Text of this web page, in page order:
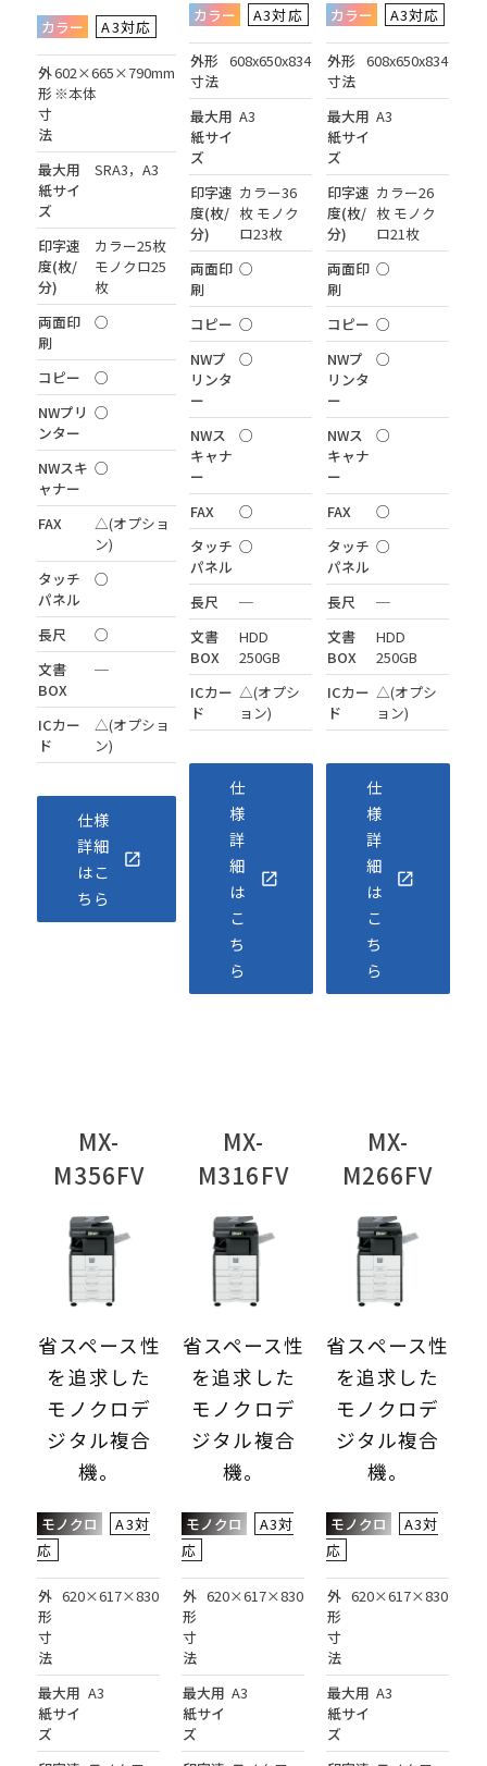
カラー A3対応
外
形
寸
法
602×665×790mm
※本体
最大用
紙サイ
ズ
SRA3，A3
印字速
度(枚/
分)
カラー25枚
モノクロ25
枚
両面印
刷
○
コピー
○
NWプリ
ンター
○
NWスキ
ャナー
○
FAX
△(オプショ
ン)
タッチ
パネル
○
長尺
○
文書
BOX
─
ICカー
ド
△(オプショ
ン)
仕様
詳細
はこ
ちら
カラー A3対応
外形
寸法
608x650x834
最大用
紙サイ
ズ
A3
印字速
度(枚/
分)
カラー36
枚 モノク
ロ23枚
両面印
刷
○
コピー ○
NWプ
リンタ
ー
○
NWス
キャナ
ー
○
FAX
○
タッチ
パネル
○
長尺
─
文書
BOX
HDD
250GB
ICカー
ド
△(オプシ
ョン)
仕
様
詳
細
は
こ
ち
ら
カラー A3対応
外形
寸法
608x650x834
最大用
紙サイ
ズ
A3
印字速
度(枚/
分)
カラー26
枚 モノク
ロ21枚
両面印
刷
○
コピー ○
NWプ
リンタ
ー
○
NWス
キャナ
ー
○
FAX
○
タッチ
パネル
○
長尺
─
文書
BOX
HDD
250GB
ICカー
ド
△(オプシ
ョン)
仕
様
詳
細
は
こ
ち
ら
MX-
M356FV
省スペース性
を追求した
モノクロデ
ジタル複合
機。
モノクロ
A3対
応
外
形
寸
法
620×617×830
最大用
紙サイ
ズ
A3
MX-
M316FV
省スペース性
を追求した
モノクロデ
ジタル複合
機。
モノクロ
A3対
応
外
形
寸
法
620×617×830
最大用
紙サイ
ズ
A3
MX-
M266FV
省スペース性
を追求した
モノクロデ
ジタル複合
機。
モノクロ
A3対
応
外
形
寸
法
620×617×830
最大用
紙サイ
ズ
A3